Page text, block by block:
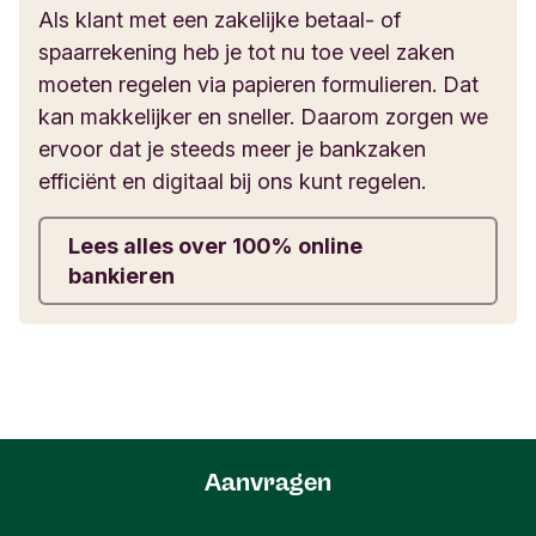
Wat wij voor je doen
Met de Overstapservice stap je gemakkelijk over
naar Triodos Bank terwijl het betalingsverkeer
gewoon doorloopt:
We leiden alle betalingen 13 maanden gratis
door.
We brengen incasserende organisaties op de
einde van de Overstapservice een herinnering
worden er variabele kosten in rekening gebracht
enkosten voor klantonderzoek . In het
kostenoverzicht kun je alle kosten nalezen.
Voor: Kosten
Triodos Internet Zaken Rekening € 12,50 per
Overstapservice
Digitale rekeningafschriften (pdf)
Als klant met een zakelijke betaal- of
spaarrekening heb je tot nu toe veel zaken
moeten regelen via papieren formulieren. Dat
kan makkelijker en sneller. Daarom zorgen we
ervoor dat je steeds meer je bankzaken
efficiënt en digitaal bij ons kunt regelen.
Lees alles over 100% online
bankieren
Aanvragen